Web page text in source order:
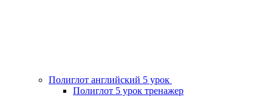
Полиглот английский 5 урок
Полиглот 5 урок тренажер